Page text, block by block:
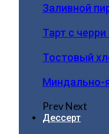
Заливной
Тарт с
Тостовый
Миндально-
PrevNext
Дессерт